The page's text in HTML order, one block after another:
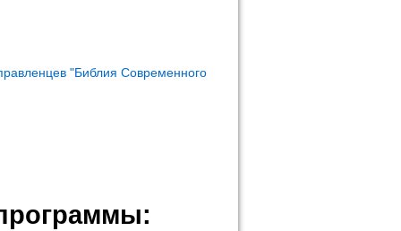
"Библия Современного